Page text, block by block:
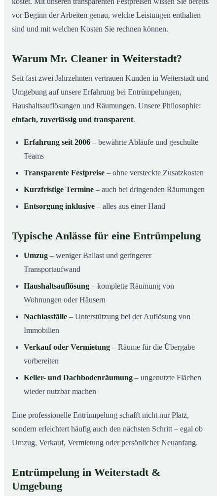
vor Beginn der Arbeiten genau, welche Leistungen enthalten
sind und mit welchen Kosten Sie rechnen können.
Warum Mr. Cleaner in Weiterstadt?
Seit fast zwei Jahrzehnten vertrauen Kunden in Weiterstadt und
Umgebung auf unsere Erfahrung bei Entrümpelungen,
Haushaltsauflösungen und Räumungen. Unsere Philosophie:
einfach, zuverlässig und transparent.
Erfahrung seit 2006 – bewährte Abläufe und geschulte
Teams
Transparente Festpreise – ohne versteckte Zusatzkosten
Kurzfristige Termine – auch bei dringenden Räumungen
Entsorgung inklusive – alles aus einer Hand
Typische Anlässe für eine Entrümpelung
Umzug – weniger Ballast und geringerer
Transportaufwand
Haushaltsauflösung – komplette Räumung von
Wohnungen oder Häusern
Nachlassfälle – Unterstützung bei der Auflösung von
Immobilien
Verkauf oder Vermietung – Räume für die Übergabe
vorbereiten
Keller- und Dachbodenräumung – ungenutzte Flächen
wieder nutzbar machen
Eine professionelle Entrümpelung schafft nicht nur Platz,
sondern erleichtert häufig auch den nächsten Schritt – egal ob
Umzug, Verkauf, Vermietung oder persönlicher Neuanfang.
Entrümpelung in Weiterstadt &
Umgebung